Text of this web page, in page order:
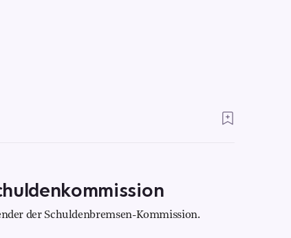
der Schuldenbremsen-Kommission.